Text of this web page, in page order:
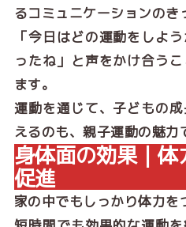
るコミュニケーションのき
「今日はどの運動をしよ
ったね」と声をかけ合う
ます。
運動を通じて、子どもの
えるのも、親子運動の魅力
身体面の効果｜
促進
家の中でもしっかり体力を